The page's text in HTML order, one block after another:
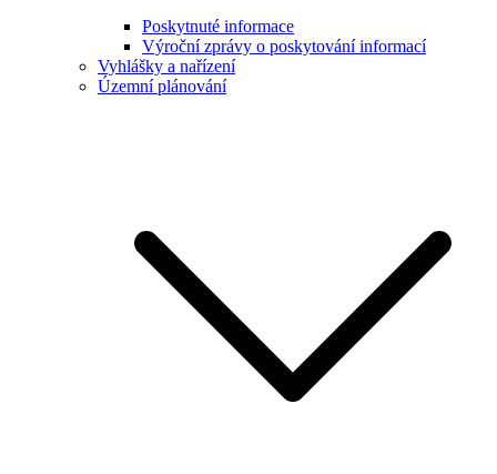
Poskytnuté informace
Výroční zprávy o poskytování informací
Vyhlášky a nařízení
Územní plánování